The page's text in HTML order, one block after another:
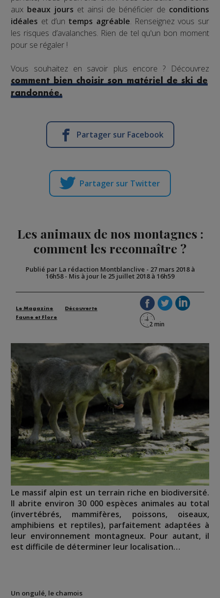
aux beaux jours et ainsi de bénéficier de conditions
idéales et d’un temps agréable. Renseignez vous sur
les risques d’avalanches. Rien de tel qu'un bon moment
pour se régaler !
Vous souhaitez en savoir plus encore ? Découvrez
comment bien choisir son matériel de ski de
randonnée.
Partager sur Facebook
Partager sur Twitter
Les animaux de nos montagnes :
comment les reconnaître ?
Publié par La rédaction Montblanclive - 27 mars 2018 à
16h58- Mis à jour le 25 juillet 2018 à 16h59
Le Magazine
Découverte
Faune et Flore
Le massif alpin est un terrain riche en biodiversité.
Il abrite environ 30 000 espèces animales au total
(invertébrés, mammifères, poissons, oiseaux,
amphibiens et reptiles), parfaitement adaptées à
leur environnement montagneux. Pour autant, il
est difficile de déterminer leur localisation…
Un ongulé, le chamois